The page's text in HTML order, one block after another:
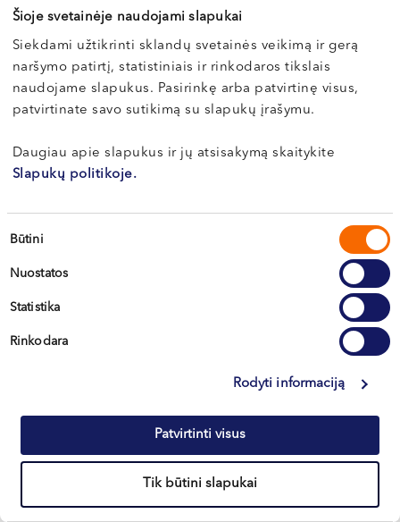
Šioje svetainėje naudojami slapukai
Siekdami užtikrinti sklandų svetainės veikimą ir gerą
naršymo patirtį, statistiniais ir rinkodaros tikslais
naudojame slapukus. Pasirinkę arba patvirtinę visus,
patvirtinate savo sutikimą su slapukų įrašymu.
Daugiau apie slapukus ir jų atsisakymą skaitykite
Slapukų politikoje.
Sutikimo
Būtini
Nuostatos
Statistika
Rinkodara
Rodyti informaciją
Patvirtinti visus
Tik būtini slapukai
VI, VII --
Запись к этому врачу возможна только по
телефону
+370 633 30 303